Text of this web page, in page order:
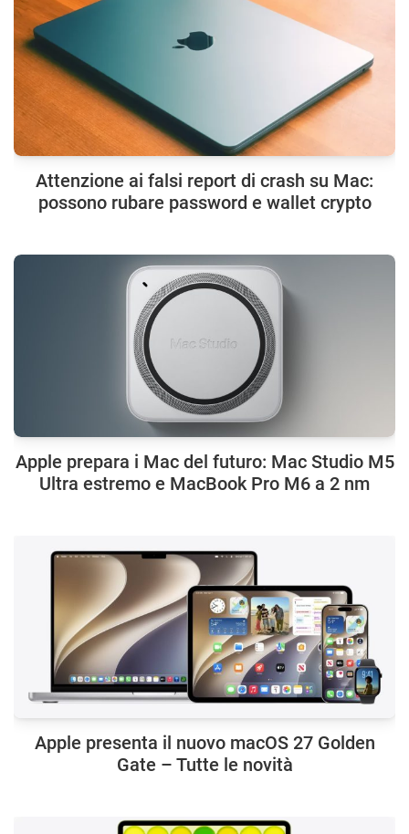
Attenzione ai falsi report di crash su Mac:
possono rubare password e wallet crypto
Apple prepara i Mac del futuro: Mac Studio M5
Ultra estremo e MacBook Pro M6 a 2 nm
Apple presenta il nuovo macOS 27 Golden
Gate – Tutte le novità